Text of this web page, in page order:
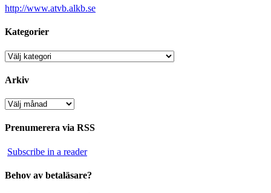
http://www.atvb.alkb.se
Kategorier
Kategorier
Arkiv
Arkiv
Prenumerera via RSS
Subscribe in a reader
Behov av betaläsare?